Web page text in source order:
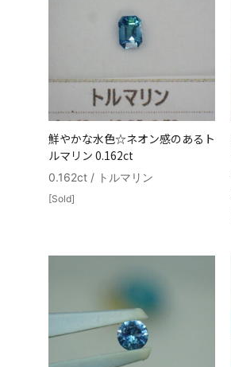
鮮やかな水色☆ネオン感のあるト
ルマリン 0.162ct
0.162ct / トルマリン
[Sold]